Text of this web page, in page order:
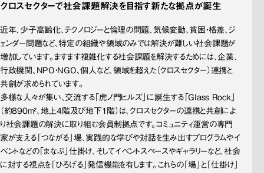
クロスセクターで社会課題解決を目指す新たな拠点が誕生
近年、少子高齢化、テクノロジーと倫理の問題、気候変動、貧困・格差、ジ
ェンダー問題など、特定の組織や領域のみでは解決が難しい社会課題が
増加しています。ますます複雑化する社会課題を解決するためには、企業、
行政機関、NPO・NGO、個人など、領域を超えた（クロスセクター）連携と
共創が求められています。
多様な人々が集い、交流する「虎ノ門ヒルズ」に誕生する「Glass Rock」
（約890m²、地上4階及び地下1階）は、クロスセクターの連携と共創によ
り社会課題の解決に取り組む会員制拠点です。コミュニティ運営の専門
家が支える「つながる」場、実践的な学びや対話を生み出すプログラムやイ
ベントなどの「まなぶ」仕掛け、そしてイベントスペースやギャラリーなど、社会
に対する視点を「ひろげる」発信機能を有します。これらの「場」と「仕掛け」